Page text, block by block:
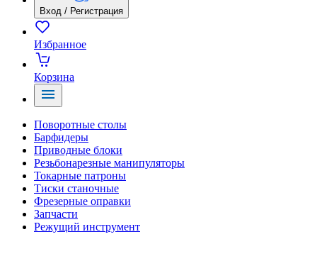
Вход / Регистрация
Избранное
Корзина
Поворотные столы
Барфидеры
Приводные блоки
Резьбонарезные манипуляторы
Токарные патроны
Тиски станочные
Фрезерные оправки
Запчасти
Режущий инструмент